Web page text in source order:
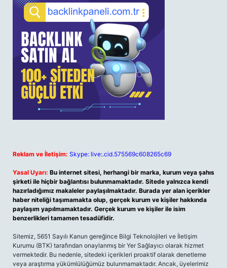
Reklam ve İletişim: Skype: live:.cid.575569c608265c69
Yasal Uyarı: Bu internet sitesi, herhangi bir marka, kurum veya şahıs
şirketi ile hiçbir bağlantısı bulunmamaktadır. Sitede yalnızca kendi
hazırladığımız makaleler paylaşılmaktadır. Burada yer alan içerikler
haber niteliği taşımamakta olup, gerçek kurum ve kişiler hakkında
paylaşım yapılmamaktadır. Gerçek kurum ve kişiler ile isim
benzerlikleri tamamen tesadüfidir.
Sitemiz, 5651 Sayılı Kanun gereğince Bilgi Teknolojileri ve İletişim
Kurumu (BTK) tarafından onaylanmış bir Yer Sağlayıcı olarak hizmet
vermektedir. Bu nedenle, sitedeki içerikleri proaktif olarak denetleme
veya araştırma yükümlülüğümüz bulunmamaktadır. Ancak, üyelerimiz